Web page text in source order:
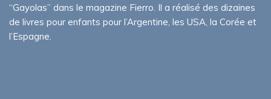
“Gayolas” dans le magazine Fierro. Il a réalisé des dizaines
de livres pour enfants pour l’Argentine, les USA, la Corée et
l’Espagne.